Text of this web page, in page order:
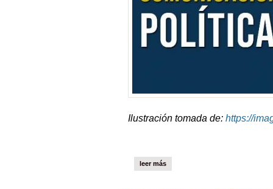
Ilustración tomada de: https://
leer más